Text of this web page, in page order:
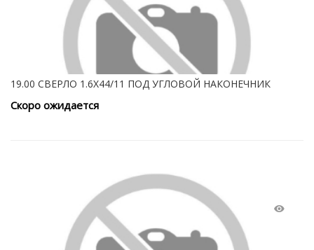
19.00 СВЕРЛО 1.6Х44/11 ПОД УГЛОВОЙ НАКОНЕЧНИК
Скоро ожидается